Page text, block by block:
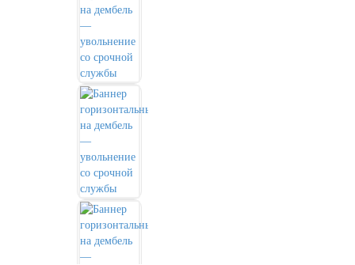
День города Москвы (первая суббота
День нефтяника (первое воскресенье
сентября)
8 сентября, День танкиста (второе
воскресенье сентября)
1 октября, Международный день
пожилых людей
5 октября, День учителя
19 октября, День Отца
25 октября, День Таможенника
Российской Федерации